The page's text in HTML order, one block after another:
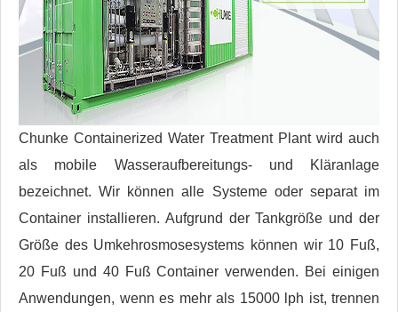
Chunke Containerized Water Treatment Plant wird auch
als mobile Wasseraufbereitungs- und Kläranlage
bezeichnet. Wir können alle Systeme oder separat im
Container installieren. Aufgrund der Tankgröße und der
Größe des Umkehrosmosesystems können wir 10 Fuß,
20 Fuß und 40 Fuß Container verwenden. Bei einigen
Anwendungen, wenn es mehr als 15000 lph ist, trennen